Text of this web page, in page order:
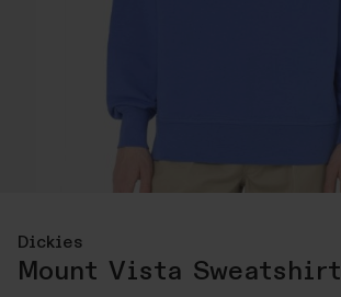
Dickies
Mount Vista Sweatshirt